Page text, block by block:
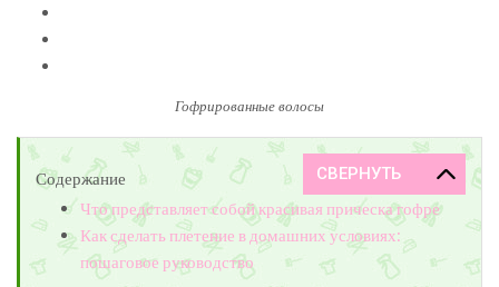
Гофрированные волосы
Содержание
Что представляет собой красивая прическа гофре
Как сделать плетение в домашних условиях:
пошаговое руководство